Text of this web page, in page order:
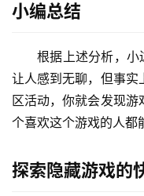
小编总结
根据上述分析，小
让人感到无聊，但事实
区活动，你就会发现
个喜欢这个游戏的人都
探索隐藏游戏的